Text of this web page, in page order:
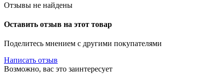
Отзывы не найдены
Оставить отзыв на этот товар
Поделитесь мнением с другими покупателями
Написать отзыв
Возможно, вас это заинтересует